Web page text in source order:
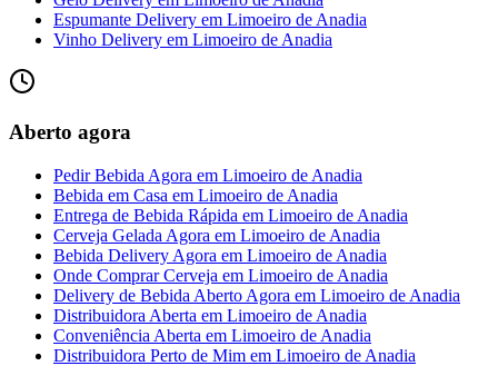
Espumante Delivery em Limoeiro de Anadia
Vinho Delivery em Limoeiro de Anadia
Aberto agora
Pedir Bebida Agora em Limoeiro de Anadia
Bebida em Casa em Limoeiro de Anadia
Entrega de Bebida Rápida em Limoeiro de Anadia
Cerveja Gelada Agora em Limoeiro de Anadia
Bebida Delivery Agora em Limoeiro de Anadia
Onde Comprar Cerveja em Limoeiro de Anadia
Delivery de Bebida Aberto Agora em Limoeiro de Anadia
Distribuidora Aberta em Limoeiro de Anadia
Conveniência Aberta em Limoeiro de Anadia
Distribuidora Perto de Mim em Limoeiro de Anadia